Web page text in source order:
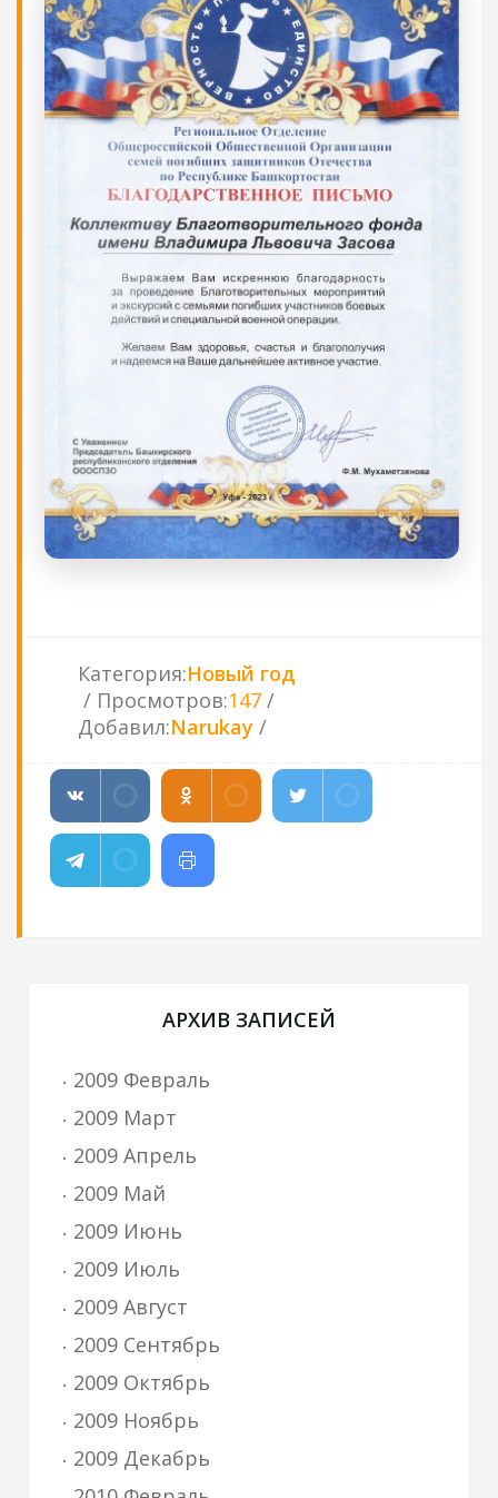
Категория:Новый год
Просмотров:147
Добавил:Narukay
АРХИВ ЗАПИСЕЙ
2009 Февраль
2009 Март
2009 Апрель
2009 Май
2009 Июнь
2009 Июль
2009 Август
2009 Сентябрь
2009 Октябрь
2009 Ноябрь
2009 Декабрь